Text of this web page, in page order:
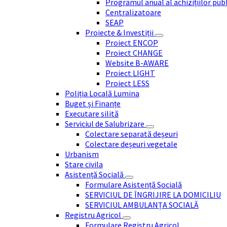
Programul anual al achizițiilor
Centralizatoare
SEAP
Proiecte & Investiții
Proiect ENCOP
Proiect CHANGE
Website B-AWARE
Proiect LIGHT
Proiect LESS
Poliția Locală Lumina
Buget și Finanțe
Executare silită
Serviciul de Salubrizare
Colectare separată deșeuri
Colectare deșeuri vegetale
Urbanism
Stare civila
Asistență Socială
Formulare Asistență Socială
SERVICIUL DE ÎNGRIJIRE LA DOMICILIU
SERVICIUL AMBULANȚA SOCIALĂ
Registru Agricol
Formulare Registru Agricol